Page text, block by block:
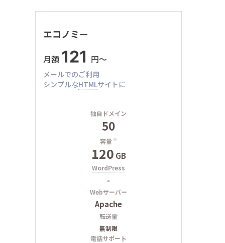
エコノミー
月額 121 円〜
メールでのご利用
シンプルなHTMLサイトに
独自ドメイン
50
容量 ※
120 GB
WordPress
-
Webサーバー
Apache
転送量
無制限
電話サポート